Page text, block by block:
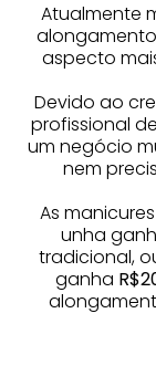
Atualmente
aspecto
Devido ao
profissional
um negócio
nem
As
unha
tradicional,
ganha